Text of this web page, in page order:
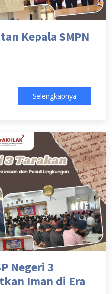
Kepala SMPN
Selengkapnya
Negeri 3
Iman di Era